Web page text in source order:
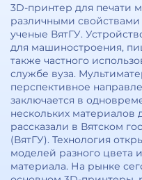
3D-принтер для печати
различными
ученые ВятГУ.
для машиностроения,
также частного
службе вуза.
перспективное
заключается в
нескольких материалов
рассказали в Вятском
(ВятГУ). Технология
моделей разного цвета
материала. На рынке